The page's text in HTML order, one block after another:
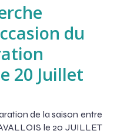
du
20 Juillet
de la saison entre
le 20 JUILLET